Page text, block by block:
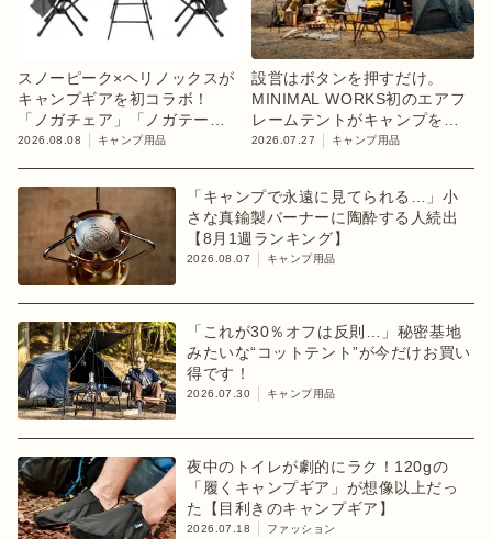
スノーピーク×ヘリノックスが
キャンプギアを初コラボ！
「ノガチェア」「ノガテーブ
ル」を8月13日に発売
2026.08.08 キャンプ用品
設営はボタンを押すだけ。
MINIMAL WORKS初のエアフ
レームテントがキャンプを変
えるかも
2026.07.27 キャンプ用品
「キャンプで永遠に見てられる…」小
さな真鍮製バーナーに陶酔する人続出
【8月1週ランキング】
2026.08.07 キャンプ用品
「これが30％オフは反則…」秘密基地
みたいな“コットテント”が今だけお買い
得です！
2026.07.30 キャンプ用品
夜中のトイレが劇的にラク！120gの
「履くキャンプギア」が想像以上だっ
た【目利きのキャンプギア】
2026.07.18 ファッション